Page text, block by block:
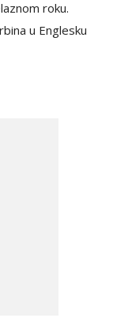
roku.
u Englesku